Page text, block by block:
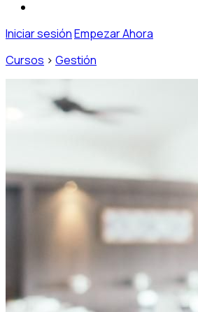
Iniciar sesiónEmpezar Ahora
Cursos > Gestión